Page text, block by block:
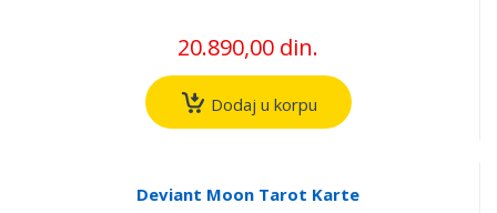
20.890,00 din.
Dodaj u korpu
Deviant Moon Tarot Karte